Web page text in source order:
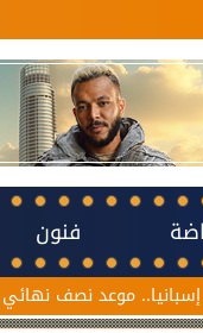
فنون
نصف نهائي مونديال